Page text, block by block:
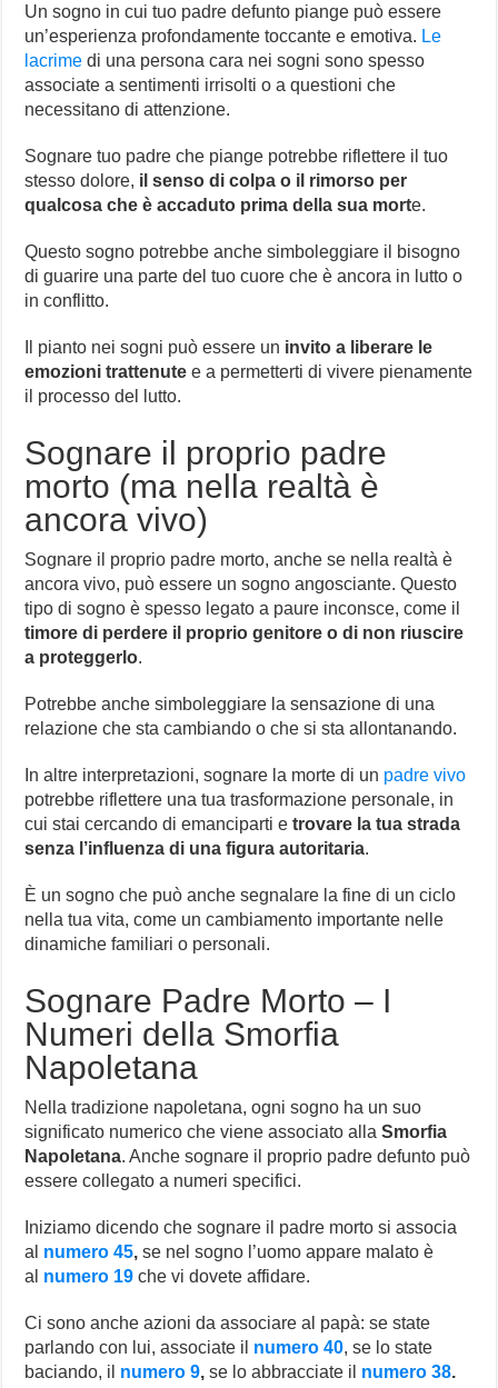
Un sogno in cui tuo padre defunto piange può essere
un’esperienza profondamente toccante e emotiva. Le
lacrime di una persona cara nei sogni sono spesso
associate a sentimenti irrisolti o a questioni che
necessitano di attenzione.
Sognare tuo padre che piange potrebbe riflettere il tuo
stesso dolore, il senso di colpa o il rimorso per
qualcosa che è accaduto prima della sua morte.
Questo sogno potrebbe anche simboleggiare il bisogno
di guarire una parte del tuo cuore che è ancora in lutto o
in conflitto.
Il pianto nei sogni può essere un invito a liberare le
emozioni trattenute e a permetterti di vivere pienamente
il processo del lutto.
Sognare il proprio padre
morto (ma nella realtà è
ancora vivo)
Sognare il proprio padre morto, anche se nella realtà è
ancora vivo, può essere un sogno angosciante. Questo
tipo di sogno è spesso legato a paure inconsce, come il
timore di perdere il proprio genitore o di non riuscire
a proteggerlo.
Potrebbe anche simboleggiare la sensazione di una
relazione che sta cambiando o che si sta allontanando.
In altre interpretazioni, sognare la morte di un padre vivo
potrebbe riflettere una tua trasformazione personale, in
cui stai cercando di emanciparti etrovare la tua strada
senza l’influenza di una figura autoritaria.
È un sogno che può anche segnalare la fine di un ciclo
nella tua vita, come un cambiamento importante nelle
dinamiche familiari o personali.
Sognare Padre Morto – I
Numeri della Smorfia
Napoletana
Nella tradizione napoletana, ogni sogno ha un suo
significato numerico che viene associato allaSmorfia
Napoletana. Anche sognare il proprio padre defunto può
essere collegato a numeri specifici.
Iniziamo dicendo che sognare il padre morto si associa
al numero 45,se nel sogno l’uomo appare malato è
al numero 19 che vi dovete affidare.
Ci sono anche azioni da associare al papà: se state
parlando con lui, associate il numero 40, se lo state
baciando, il numero 9,se lo abbracciate il numero 38.